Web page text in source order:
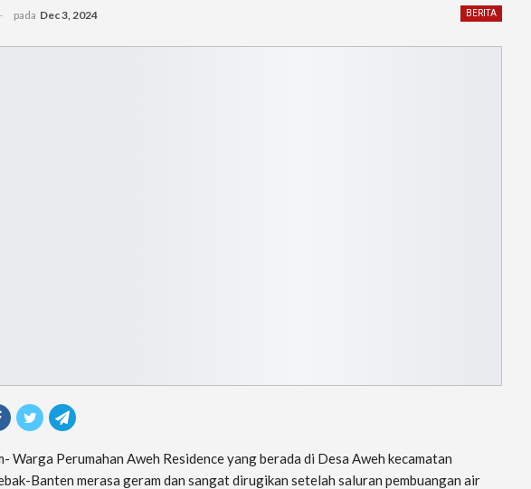
BERITA
pada Dec 3, 2024
Warga Perumahan Aweh Residence yang berada di Desa Aweh kecamatan
Banten merasa geram dan sangat dirugikan setelah saluran pembuangan air